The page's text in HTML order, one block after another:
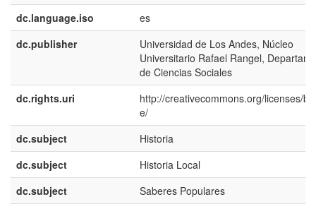
dc.language.iso
es
dc.publisher
Universidad de Los Andes, Núcleo
Universitario Rafael Rangel,
de Ciencias Sociales
dc.rights.uri
http://creativecommons.org/licenses/
e/
dc.subject
Historia
dc.subject
Historia Local
dc.subject
Saberes Populares